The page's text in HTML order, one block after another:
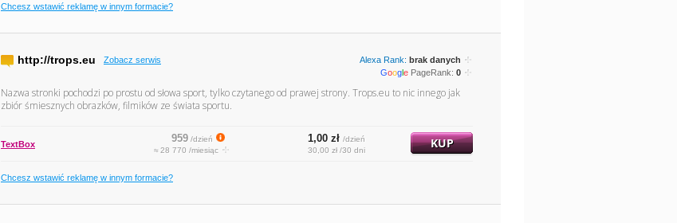
Chcesz wstawić reklamę w innym formacie?
http://trops.eu Zobacz serwis Alexa Rank: brak danych
Google PageRank: 0
Nazwa stronki pochodzi po prostu od słowa sport, tylko czytanego od prawej strony. Trops.eu to nic innego jak
zbiór śmiesznych obrazków, filmików ze świata sportu.
TextBox 959 /dzień
≈ 28 770 /miesiąc
1,00 zł /dzień
30,00 zł /30 dni
KUP
Chcesz wstawić reklamę w innym formacie?